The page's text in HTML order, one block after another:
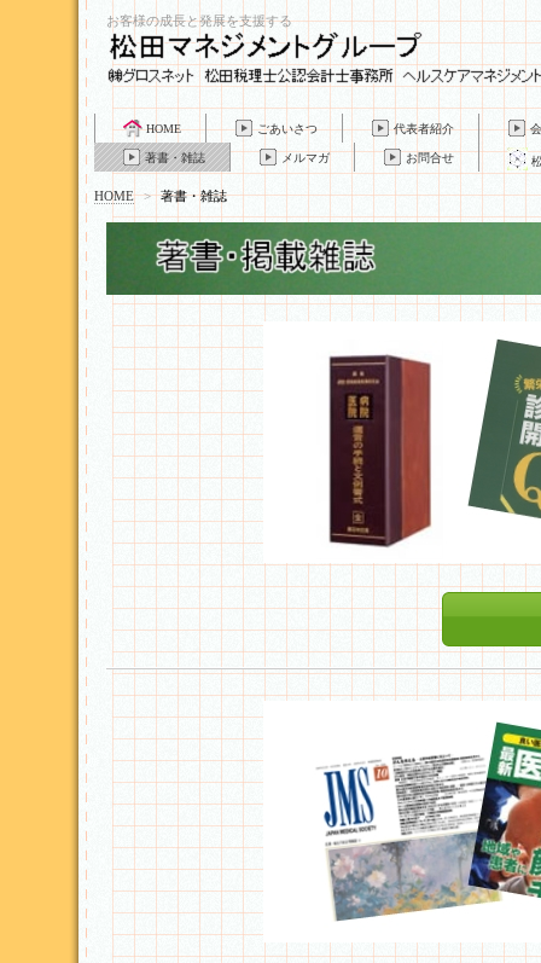
お客様の成長と発展を支援する
HOME ごあいさつ 代表者紹介
著書・雑誌 メルマガ お問合せ
HOME > 著書・雑誌